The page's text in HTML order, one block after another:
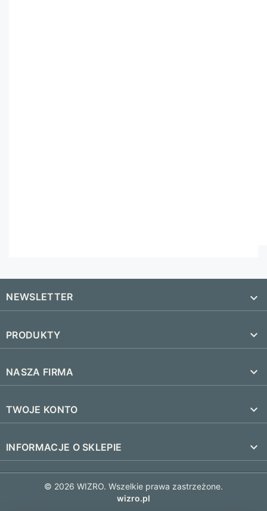
NEWSLETTER 
PRODUKTY 
NASZA FIRMA 
Regulamin
Kontakt
TWOJE KONTO 
Zaloguj się
Utwórz konto
INFORMACJE O SKLEPIE keyboard_arrow_down
© 2026 WIZRO. Wszelkie prawa zastrzeżone.
wizro.pl